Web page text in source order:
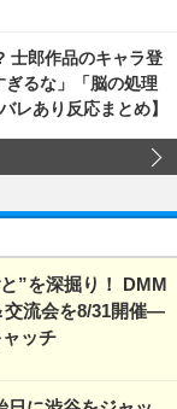
士郎作品のキャラ登
るな」「脳の処理
レあり反応まとめ】
”を深掘り！ DMM
交流会を8/31開催―
ッチ